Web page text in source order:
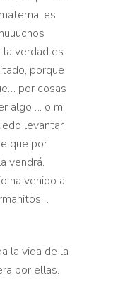
es
verdad es
porque
por cosas
algo…. o mi
levantar
que por
vendrá.
ha venido a
la vida de la
por ellas.